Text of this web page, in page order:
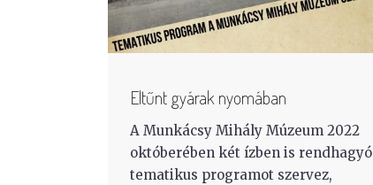
Eltűnt gyárak nyomában
A Munkácsy Mihály Múzeum 2022
októberében két ízben is rendhagyó
tematikus programot szervez,